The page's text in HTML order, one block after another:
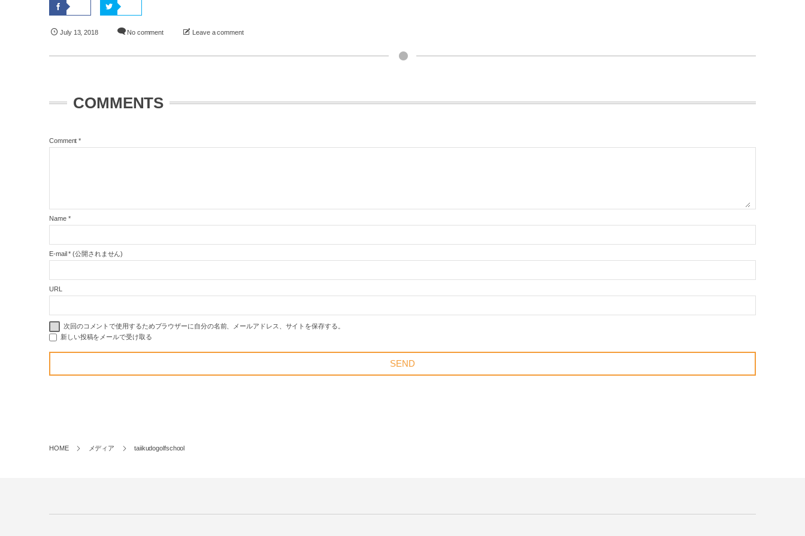
July 13,2018 No comment Leave a comment
COMMENTS
Comment *
Name *
E-mail * (公開されません)
URL
次回のコメントで使用するためブラウザーに自分の名前、メールアドレス、サイトを保存する。
新しい投稿をメールで受け取る
HOME メディア taiikudogolfschool